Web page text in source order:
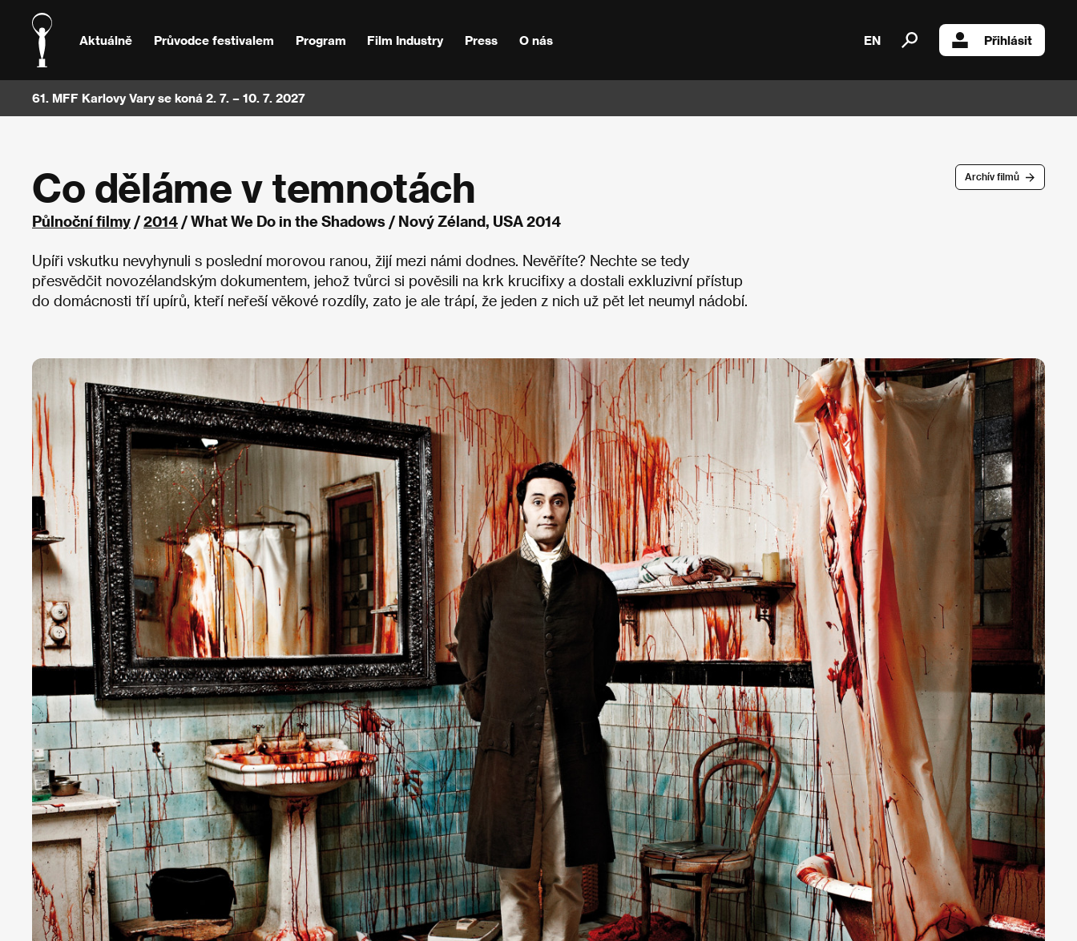
Aktuálně Průvodce festivalem Program Film Industry Press O nás EN Přihlásit
61. MFF Karlovy Vary se koná 2. 7. – 10. 7. 2027
Archív filmů
Co děláme v temnotách
Půlnoční filmy /2014 / What We Do in the Shadows / Nový Zéland, USA 2014
Upíři vskutku nevyhynuli s poslední morovou ranou, žijí mezi námi dodnes. Nevěříte? Nechte se tedy
přesvědčit novozélandským dokumentem, jehož tvůrci si pověsili na krk krucifixy a dostali exkluzivní přístup
do domácnosti tří upírů, kteří neřeší věkové rozdíly, zato je ale trápí, že jeden z nich už pět let neumyl nádobí.